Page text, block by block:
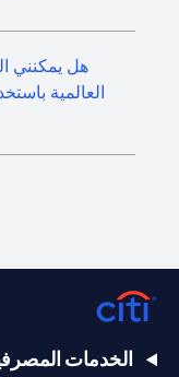
هل يمكنني
العالمية
الخدمات